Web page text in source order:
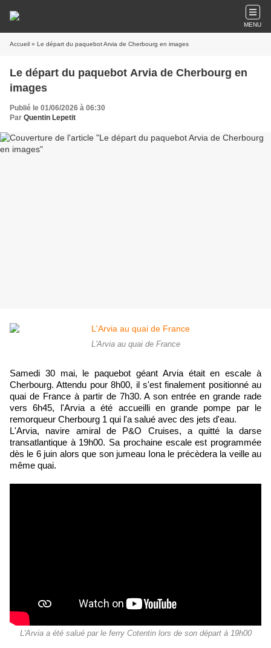
MENU
Accueil » Le départ du paquebot Arvia de Cherbourg en images
Le départ du paquebot Arvia de Cherbourg en
images
Publié le 01/06/2026 à 06:30
Par Quentin Lepetit
L'Arvia au quai de France
Samedi 30 mai, le paquebot géant Arvia était en escale à
Cherbourg. Attendu pour 8h00, il s'est finalement positionné au
quai de France à partir de 7h30. A son entrée en grande rade
vers 6h45, l'Arvia a été accueilli en grande pompe par le
remorqueur Cherbourg 1 qui l'a salué avec des jets d'eau.
L'Arvia, navire amiral de P&O Cruises, a quitté la darse
transatlantique à 19h00. Sa prochaine escale est programmée
dès le 6 juin alors que son jumeau Iona le précèdera la veille au
même quai.
L'Arvia a été salué par le ferry Cotentin lors de son départ à 19h00